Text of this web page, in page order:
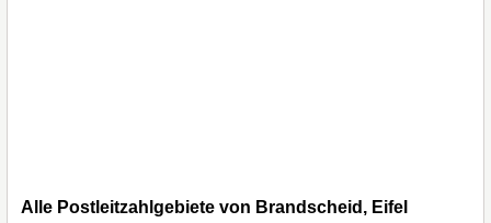
Alle Postleitzahlgebiete von Brandscheid, Eifel